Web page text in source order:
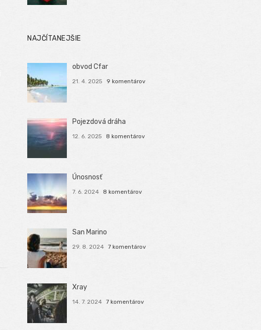
NAJČÍTANEJŠIE
obvod Cfar
21. 4. 2025 9 komentárov
Pojezdová dráha
12. 6. 2025 8 komentárov
Únosnosť
7. 6. 2024 8 komentárov
San Marino
29. 8. 2024 7 komentárov
Xray
14. 7. 2024 7 komentárov